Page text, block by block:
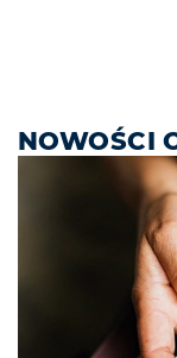
NOWOŚCI